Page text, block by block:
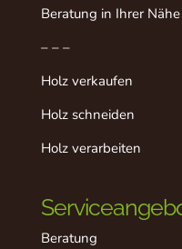
Beratung in Ihrer Nähe
– – –
Holz verkaufen
Holz schneiden
Holz verarbeiten
Beratung